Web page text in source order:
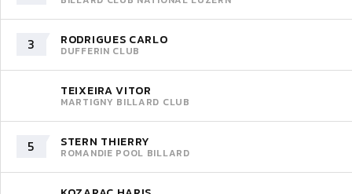
3 RODRIGUES CARLO
DUFFERIN CLUB
TEIXEIRA VITOR
MARTIGNY BILLARD CLUB
5 STERN THIERRY
ROMANDIE POOL BILLARD